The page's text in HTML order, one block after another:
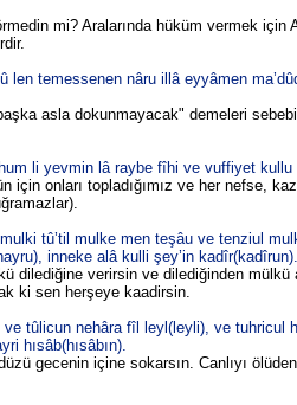
mi? Aralarında hüküm vermek için
len temessenen nâru illâ eyyâmen
asla dokunmayacak" demeleri
li yevmin lâ raybe fîhi ve vuffiyet
onları topladığımız ve her nefse,
tû’til mulke men teşâu ve tenziul
inneke alâ kulli şey’in kadîr(kadîrun).
dilediğine verirsin ve dilediğinden mülkü
ki sen herşeye kaadirsin.
tûlicun nehâra fîl leyl(leyli), ve tuhricul
hısâb(hısâbın).
gecenin içine sokarsın. Canlıyı